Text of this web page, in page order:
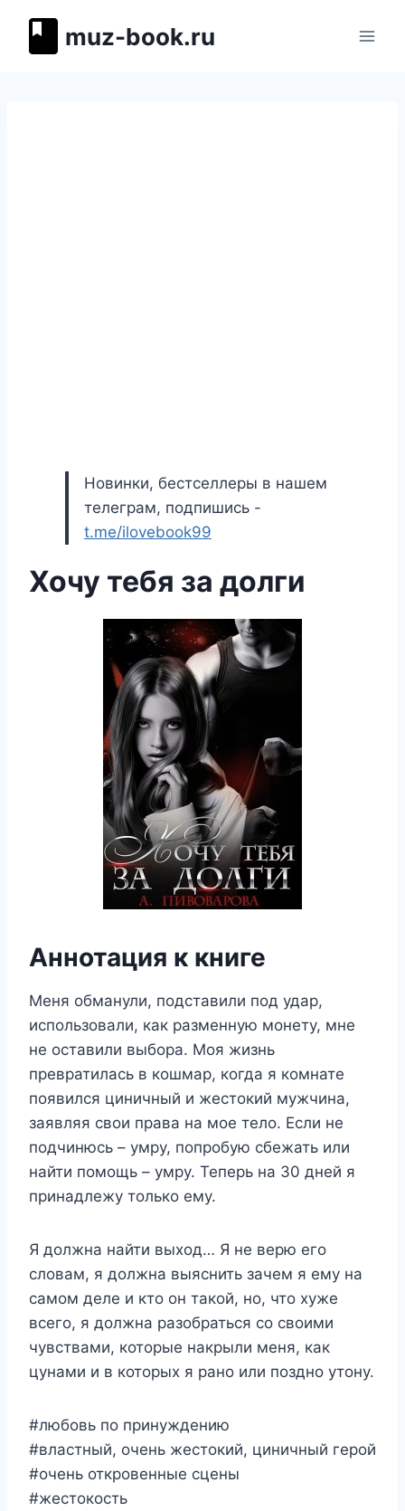
muz-book.ru
Новинки, бестселлеры в нашем
телеграм, подпишись -
t.me/ilovebook99
Хочу тебя за долги
Аннотация к книге
Меня обманули, подставили под удар,
использовали, как разменную монету, мне
не оставили выбора. Моя жизнь
превратилась в кошмар, когда я комнате
появился циничный и жестокий мужчина,
заявляя свои права на мое тело. Если не
подчинюсь – умру, попробую сбежать или
найти помощь – умру. Теперь на 30 дней я
принадлежу только ему.
Я должна найти выход… Я не верю его
словам, я должна выяснить зачем я ему на
самом деле и кто он такой, но, что хуже
всего, я должна разобраться со своими
чувствами, которые накрыли меня, как
цунами и в которых я рано или поздно утону.
#любовь по принуждению
#властный, очень жестокий, циничный герой
#очень откровенные сцены
#жестокость